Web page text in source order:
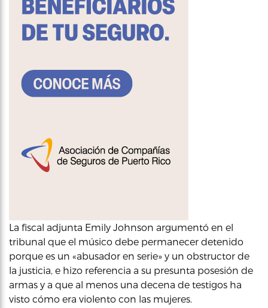
La fiscal adjunta Emily Johnson argumentó en el
tribunal que el músico debe permanecer detenido
porque es un «abusador en serie» y un obstructor de
la justicia, e hizo referencia a su presunta posesión de
armas y a que al menos una decena de testigos ha
visto cómo era violento con las mujeres.